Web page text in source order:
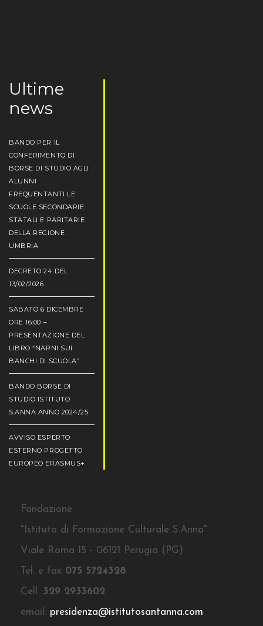
Ultime
news
BANDO PER IL
CONFERIMENTO DI
BORSE DI STUDIO AGLI
ALUNNI
FREQUENTANTI LE
SCUOLE SECONDARIE
STATALI E PARITARIE
DELLA REGIONE
UMBRIA
DECRETO 24 DEL
13/02/2026
SABATO 6 DICEMBRE
ORE 16:00 –
PRESENTAZIONE DEL
LIBRO “NARNI SUI
BANCHI DI SCUOLA”
BANDO BORSE DI
STUDIO ISTITUTO
S.ANNA ANNO 2024/25
AVVISO ESPERTO
ESTERNO PROGETTO
EUROPEO ERASMUS+
Fondazione
"Istituto di Formazione Culturale S.Anna"
Viale Roma 15 - 06121 Perugia (PG)
Tel. e fax 075 5724328
Cell. 329 2933602
email: presidenza@istitutosantanna.com